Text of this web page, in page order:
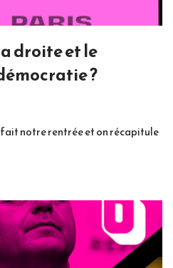
droite et le
?
fait notre rentrée et on récapitule